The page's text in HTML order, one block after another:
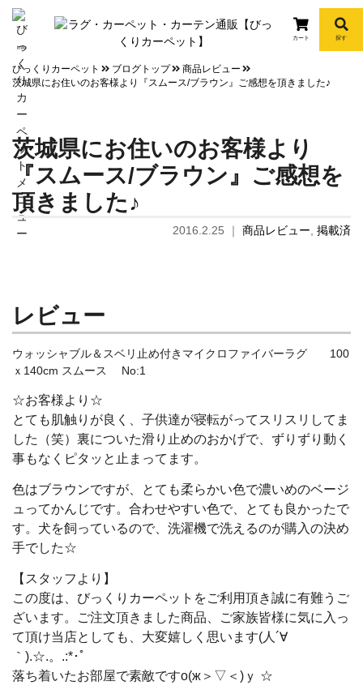
info
カート 探す
びっくりカーペット ブログトップ
商品レビュー
茨城県にお住いのお客様より『スムース/ブラウン』ご感想を頂きました♪
茨城県にお住いのお客様より
『スムース/ブラウン』ご感想を
頂きました♪
2016.2.25 ｜ 商品レビュー 掲載済
レビュー
ウォッシャブル＆スベリ止め付きマイクロファイバーラグ 100
ｘ140cm スムース No:1
☆お客様より☆
とても肌触りが良く、子供達が寝転がってスリスリしてま
した（笑） 裏についた滑り止めのおかげで、ずりずり動く
事もなくピタッと止まってます。
色はブラウンですが、とても柔らかい色で濃いめのベージ
ュってかんじです。 合わせやすい色で、とても良かったで
す。 犬を飼っているので、洗濯機で洗えるのが購入の決め
手でした☆
【スタッフより】
この度は、びっくりカーペットをご利用頂き誠に有難うご
ざいます。
ご注文頂きました商品、ご家族皆様に気に入っ
て頂け当店としても、大変嬉しく思います(人´∀
｀).☆.。.:*･ﾟ
落ち着いたお部屋で素敵ですо(ж＞▽＜)ｙ ☆